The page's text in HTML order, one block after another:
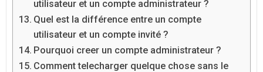
utilisateur et un compte administrateur ?
Quel est la différence entre un compte
utilisateur et un compte invité ?
Pourquoi creer un compte administrateur ?
Comment telecharger quelque chose sans le